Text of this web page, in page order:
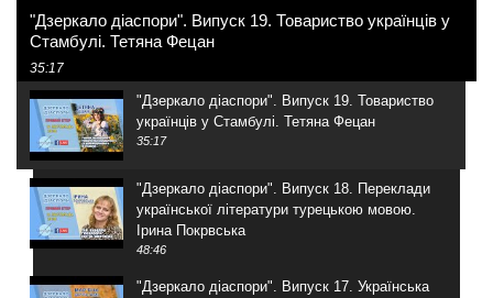
"Дзеркало діаспори". Випуск 19. Товариство українців у
Стамбулі. Тетяна Фецан
35:17
"Дзеркало діаспори". Випуск 19. Товариство
українців у Стамбулі. Тетяна Фецан
35:17
"Дзеркало діаспори". Випуск 18. Переклади
української літератури турецькою мовою.
Ірина Покрвська
48:46
"Дзеркало діаспори". Випуск 17. Українська